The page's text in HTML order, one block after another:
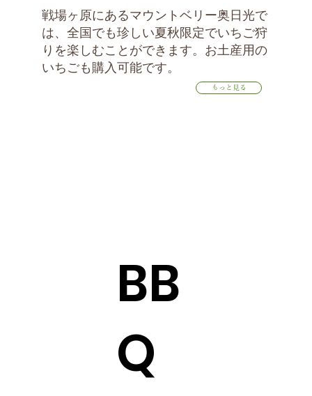
戦場ヶ原にあるマウントベリー奥日光で
は、全国でも珍しい夏秋限定でいちご狩
りを楽しむことができます。お土産用の
いちごも購入可能です。
もっと見る
BB
Q